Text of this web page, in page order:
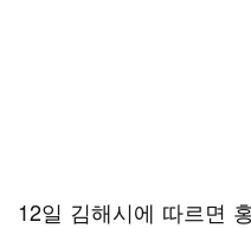
12일 김해시에 따르면